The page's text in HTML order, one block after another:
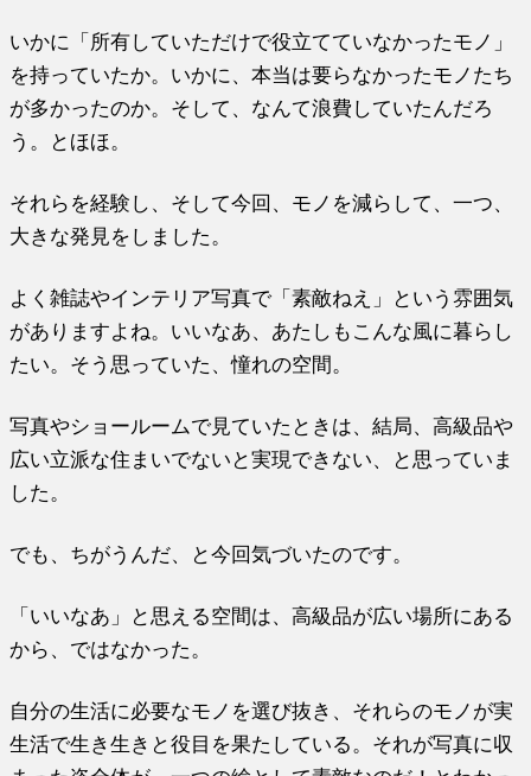
いかに「所有していただけで役立てていなかったモノ」
を持っていたか。いかに、本当は要らなかったモノたち
が多かったのか。そして、なんて浪費していたんだろ
う。とほほ。
それらを経験し、そして今回、モノを減らして、一つ、
大きな発見をしました。
よく雑誌やインテリア写真で「素敵ねえ」という雰囲気
がありますよね。いいなあ、あたしもこんな風に暮らし
たい。そう思っていた、憧れの空間。
写真やショールームで見ていたときは、結局、高級品や
広い立派な住まいでないと実現できない、と思っていま
した。
でも、ちがうんだ、と今回気づいたのです。
「いいなあ」と思える空間は、高級品が広い場所にある
から、ではなかった。
自分の生活に必要なモノを選び抜き、それらのモノが実
生活で生き生きと役目を果たしている。それが写真に収